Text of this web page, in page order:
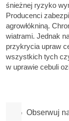
śnieżnej ryzyko
Producenci
agrowłókniną.
wiatrami. Jednak
przykrycia upraw
wszystkich tych
w uprawie cebuli
Obserwuj